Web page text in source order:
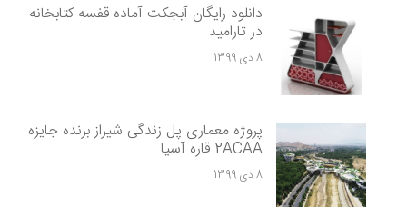
دانلود رایگان آبجکت آماده قفسه کتابخانه
در تارامید
8 دی 1399
پروژه معماری پل زندگی شیراز برنده جایزه
2ACAA قاره آسیا
8 دی 1399